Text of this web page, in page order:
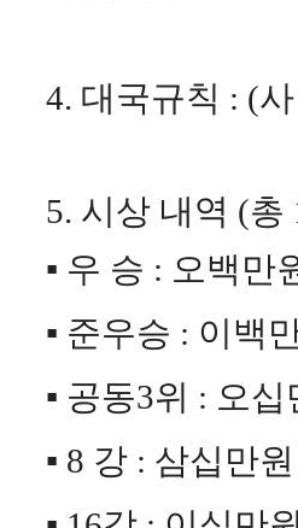
4. 대국규칙 : (
5. 시상 내역 (총
▪ 우 승 : 오백만
▪ 준우승 : 이백
▪ 공동3위 : 오십
▪ 8 강 : 삼십만원